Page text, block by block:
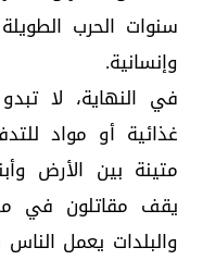
سنوات الحرب
وإنسانية.
في النهاية، لا
غذائية أو مواد
متينة بين الأرض
يقف مقاتلون في
والبلدات يعمل